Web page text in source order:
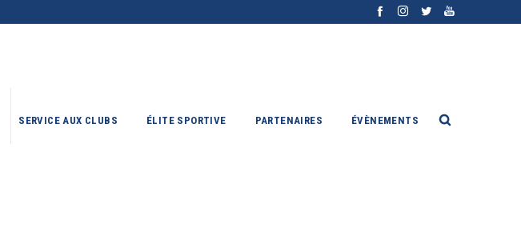
SERVICE AUX CLUBS ÉLITE SPORTIVE PARTENAIRES ÉVÈNEMENTS